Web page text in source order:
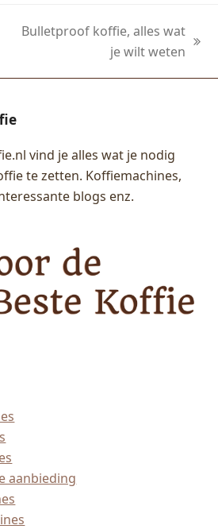
Bulletproof koffie, alles wat
je wilt weten
vind je alles wat je nodig
te zetten. Koffiemachines,
blogs enz.
aanbieding